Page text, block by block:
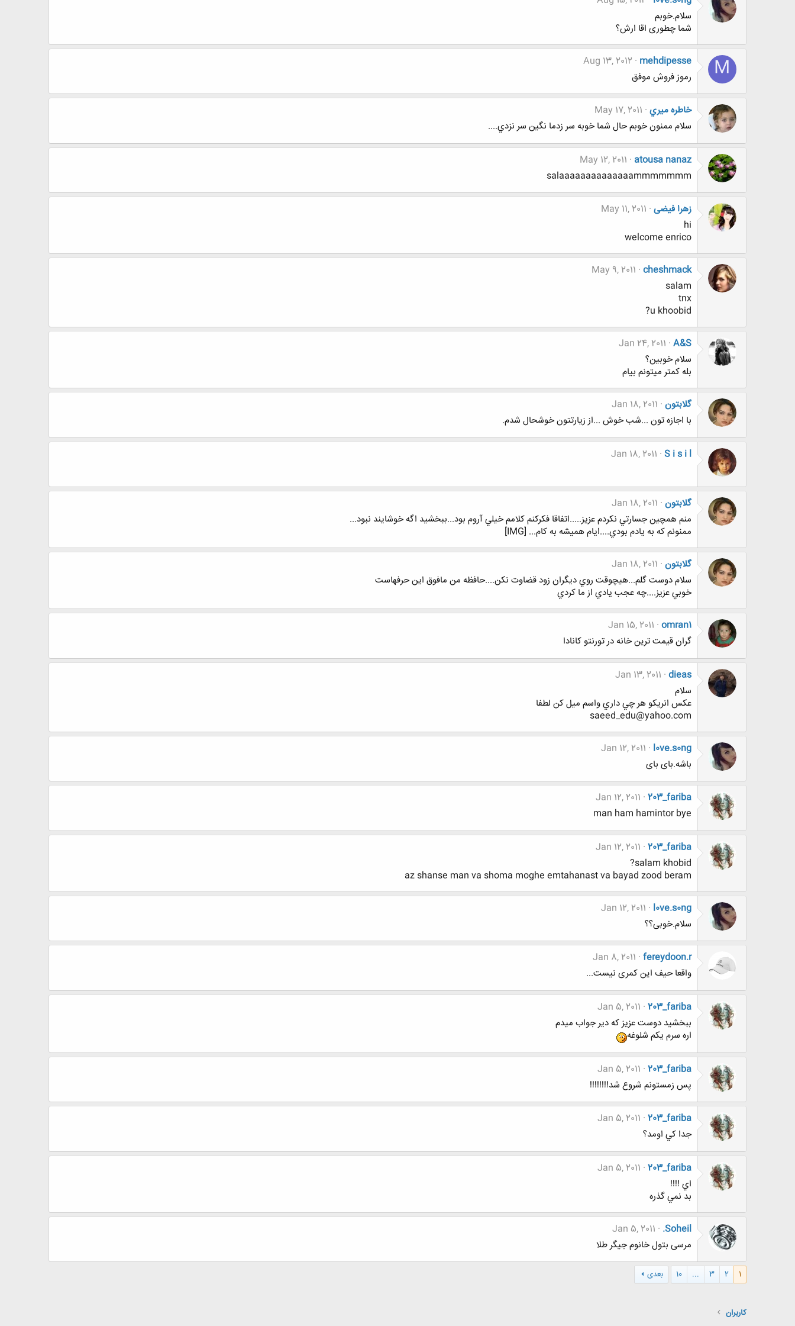
سلام.خوبم
شما چطوری اقا ارش؟
M
mehdipesse
Aug 13, 2012
رموز فروش موفق
خاطره ميري May 17, 2011
سلام ممنون خوبم حال شما خوبه سر زدما نگين سر نزدي....
atousa nanaz
May 12, 2011
salaaaaaaaaaaaaaammmmmmm
زهرا فیضی May 11, 2011
hi
welcome enrico
cheshmack
May 9, 2011
salam
tnx
u khoobid?
A&S
Jan 24, 2011
سلام خوبین؟
بله کمتر میتونم بیام
گلابتون Jan 18, 2011
با اجازه تون ...شب خوش ...از زيارتتون خوشحال شدم.
S i s i l
Jan 18, 2011
گلابتون Jan 18, 2011
منم همچين جسارتي نكردم عزيز.....اتفاقا فكركنم كلامم خيلي آروم بود...ببخشيد اگه خوشايند نبود...
ممنونم كه به يادم بودي....ايام هميشه به كام... [IMG]
گلابتون Jan 18, 2011
سلام دوست گلم...هيچوقت روي ديگران زود قضاوت نكن....حافظه من مافوق اين حرفهاست
خوبي عزيز....چه عجب يادي از ما كردي
omran1
Jan 15, 2011
گران قیمت ترین خانه در تورنتو کانادا
dieas
Jan 13, 2011
سلام
عكس انريكو هر چي داري واسم ميل كن لطفا
saeed_edu@yahoo.com
l0ve.s0ng
Jan 12, 2011
باشه.بای بای
203_fariba
Jan 12, 2011
man ham hamintor bye
203_fariba
Jan 12, 2011
salam khobid?
az shanse man va shoma moghe emtahanast va bayad zood beram
l0ve.s0ng
Jan 12, 2011
سلام.خوبی؟؟
fereydoon.r
Jan 8, 2011
واقعا حیف این کمری نیست...
203_fariba
Jan 5, 2011
ببخشيد دوست عزيز كه دير جواب ميدم
اره سرم يكم شلوغه
203_fariba
Jan 5, 2011
پس زمستونم شروع شد!!!!!!!!
203_fariba
Jan 5, 2011
جدا كي اومد؟
203_fariba
Jan 5, 2011
اي !!!!
بد نمي گذره
.Soheil
Jan 5, 2011
مرسی بتول خانوم جیگر طلا
1
2
3
...
10 بعدی
کاربران